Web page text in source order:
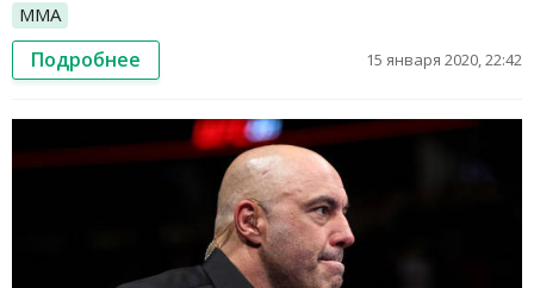
ММА
Подробнее 15 января 2020, 22:42